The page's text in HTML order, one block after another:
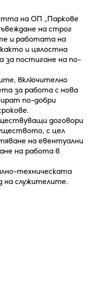
на ОП „Паркове
на строг
и работата на
и цялостна
за постигане на по-
включително
за работа с нова
по-добри
договори
с цел
на евентуални
на работа в
техническата
на служителите.